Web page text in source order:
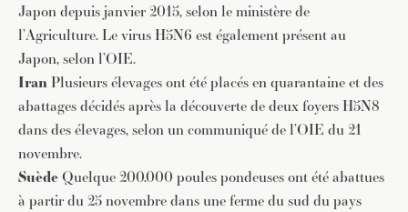
Japon depuis janvier 2015, selon le ministère de
l’Agriculture. Le virus H5N6 est également présent au
Japon, selon l’OIE.
IranPlusieurs élevages ont été placés en quarantaine et des
abattages décidés après la découverte de deux foyers H5N8
dans des élevages, selon un communiqué de l’OIE du 21
novembre.
SuèdeQuelque 200.000 poules pondeuses ont été abattues
à partir du 25 novembre dans une ferme du sud du pays